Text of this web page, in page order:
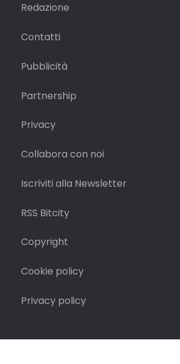
Redazione
Contatti
Pubblicità
Partnership
Privacy
Collabora con noi
Iscriviti alla Newsletter
RSS Bitcity
Copyright
Cookie policy
Privacy policy